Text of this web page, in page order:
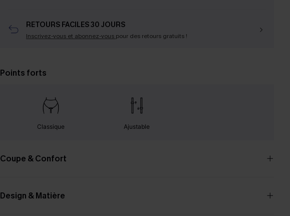
RETOURS FACILES 30 JOURS
Inscrivez-vous et abonnez-vous pour des retours gratuits !
Points forts
Classique Ajustable
Coupe & Confort
Design & Matière